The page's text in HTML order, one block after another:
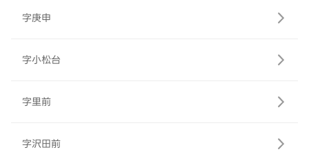
字庚申
字小松台
字里前
字沢田前